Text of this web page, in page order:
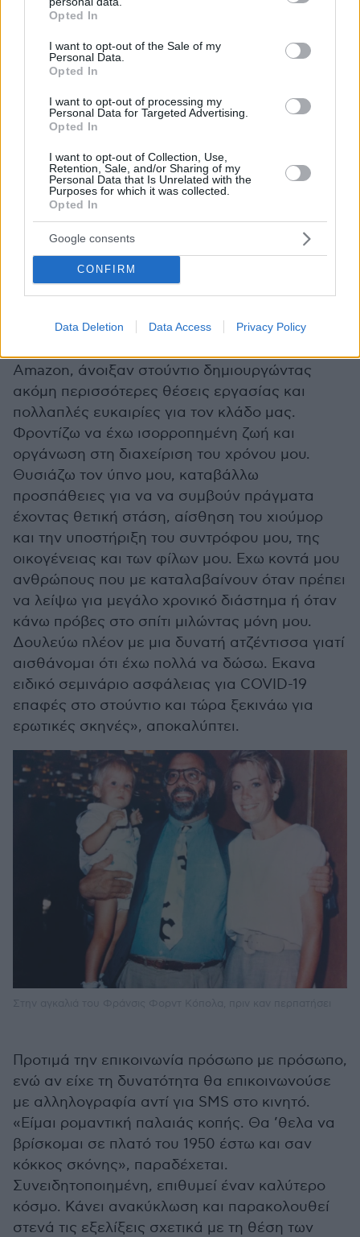
grant or deny consent to Google and its third-party tags to
use your data for below specified purposes in below Google
consent section.
Opted In
I want to opt-out of the Sale of my
Personal Data.
Opted In
I want to opt-out of processing my
Personal Data for Targeted Advertising.
Opted In
I want to opt-out of Collection, Use,
Retention, Sale, and/or Sharing of my
Personal Data that Is Unrelated with the
Purposes for which it was collected.
Opted In
Google consents
CONFIRM
Data Deletion Data Access Privacy Policy
αυτό που λατρεύω. Η πρακτική σε βοηθά,
αυτοβελτίωση. Εχω κάνει σπουδές υποκριτικής,
κινησιολογίας, ορθοφωνίας, σκηνικής
παρουσίας. Το να εδραιωθώ στον χώρο σε
διεθνή κλίμακα είναι το όνειρο που παλεύω να
ηθική μου ανταμοιβή. Υπάρχουν ρόλοι που θα
ήθελα να παίξω και να μην καταλάβει κανείς
ότι είμαι εγώ. Η ομορφιά δεν είναι πάντα
διαβατήριο», εξομολογείται στο «Gala».
Η βάση της είναι το Οντάριο στον Καναδά,
όπου ο κινηματογραφικός κλάδος βρίσκεται σε
Βανκούβερ είναι κομβικές πόλεις μεγάλων
Amazon, άνοιξαν στούντιο δημιουργώντας
ακόμη περισσότερες θέσεις εργασίας και
πολλαπλές ευκαιρίες για τον κλάδο μας.
Φροντίζω να έχω ισορροπημένη ζωή και
οργάνωση στη διαχείριση του χρόνου μου.
Θυσιάζω τον ύπνο μου, καταβάλλω
προσπάθειες για να να συμβούν πράγματα
έχοντας θετική στάση, αίσθηση του χιούμορ
και την υποστήριξη του συντρόφου μου, της
οικογένειας και των φίλων μου. Εχω κοντά μου
ανθρώπους που με καταλαβαίνουν όταν πρέπει
να λείψω για μεγάλο χρονικό διάστημα ή όταν
κάνω πρόβες στο σπίτι μιλώντας μόνη μου.
Δουλεύω πλέον με μια δυνατή ατζέντισσα γιατί
αισθάνομαι ότι έχω πολλά να δώσω. Εκανα
ειδικό σεμινάριο ασφάλειας για COVID-19
επαφές στο στούντιο και τώρα ξεκινάω για
ερωτικές σκηνές», αποκαλύπτει.
Προτιμά την επικοινωνία πρόσωπο με πρόσωπο,
ενώ αν είχε τη δυνατότητα θα επικοινωνούσε
με αλληλογραφία αντί για SMS στο κινητό.
«Είμαι ρομαντική παλαιάς κοπής. Θα ’θελα να
βρίσκομαι σε πλατό του 1950 έστω και σαν
κόκκος σκόνης», παραδέχεται.
Συνειδητοποιημένη, επιθυμεί έναν καλύτερο
κόσμο. Κάνει ανακύκλωση και παρακολουθεί
στενά τις εξελίξεις σχετικά με τη θέση των